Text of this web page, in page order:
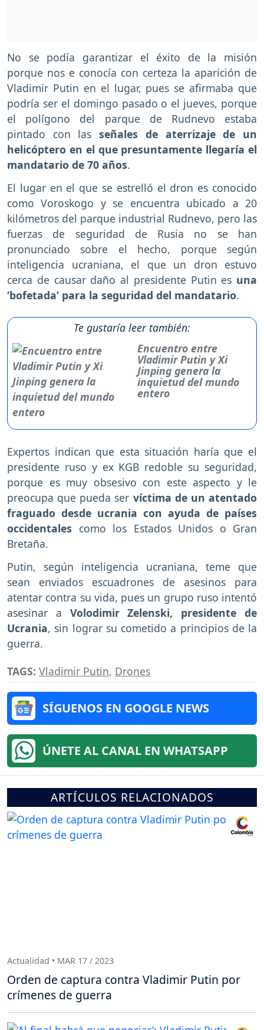
No se podía garantizar el éxito de la misión
porque nos e conocía con certeza la aparición de
Vladimir Putin en el lugar, pues se afirmaba que
podría ser el domingo pasado o el jueves, porque
el polígono del parque de Rudnevo estaba
pintado con lasseñales de aterrizaje de un
helicóptero en el que presuntamente llegaría el
mandatario de 70 años.
El lugar en el que se estrelló el dron es conocido
como Voroskogo y se encuentra ubicado a 20
kilómetros del parque industrial Rudnevo, pero las
fuerzas de seguridad de Rusia no se han
pronunciado sobre el hecho, porque según
inteligencia ucraniana, el que un dron estuvo
cerca de causar daño al presidente Putin es una
‘bofetada’ para la seguridad del mandatario.
Te gustaría leer también:
Encuentro entre
Vladimir Putin y Xi
Jinping genera la
inquietud del mundo
entero
Expertos indican que esta situación haría que el
presidente ruso y ex KGB redoble su seguridad,
porque es muy obsesivo con este aspecto y le
preocupa que pueda ser víctima de un atentado
fraguado desde ucrania con ayuda de países
occidentales como los Estados Unidos o Gran
Bretaña.
Putin, según inteligencia ucraniana, teme que
sean enviados escuadrones de asesinos para
atentar contra su vida, pues un grupo ruso intentó
asesinar a Volodimir Zelenski, presidente de
Ucrania, sin lograr su cometido a principios de la
guerra.
TAGS: Vladimir Putin, Drones
SÍGUENOS EN GOOGLE NEWS
ÚNETE AL CANAL EN WHATSAPP
ARTÍCULOS RELACIONADOS
Actualidad • MAR 17 / 2023
Orden de captura contra Vladimir Putin por
crímenes de guerra